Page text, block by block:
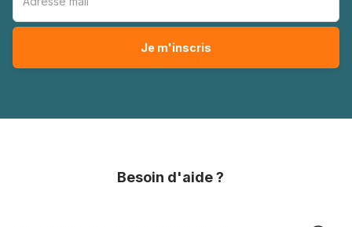
Besoin d'aide ?